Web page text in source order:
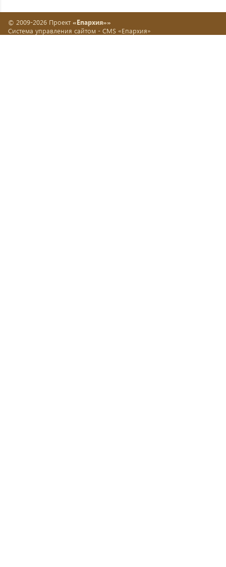
© 2009-2026 Проект «Епархия»»
Система управления сайтом - CMS «Епархия»